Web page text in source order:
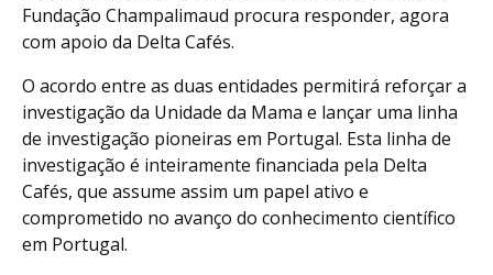
Fundação Champalimaud procura responder, agora
com apoio da Delta Cafés.
O acordo entre as duas entidades permitirá reforçar a
investigação da Unidade da Mama e lançar uma linha
de investigação pioneiras em Portugal. Esta linha de
investigação é inteiramente financiada pela Delta
Cafés, que assume assim um papel ativo e
comprometido no avanço do conhecimento científico
em Portugal.